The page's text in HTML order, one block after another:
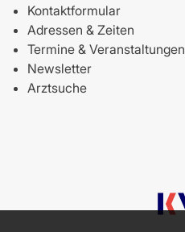
Kontaktformular
Adressen & Zeiten
Termine & Veranstaltungen
Newsletter
Arztsuche